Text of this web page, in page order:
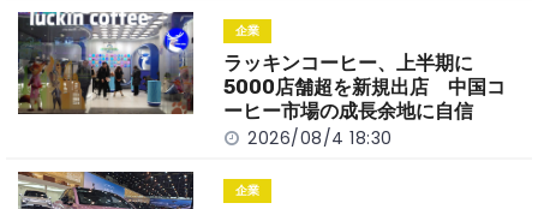
企業
ラッキンコーヒー、上半期に
5000店舗超を新規出店 中国コ
ーヒー市場の成長余地に自信
2026/08/4 18:30
企業